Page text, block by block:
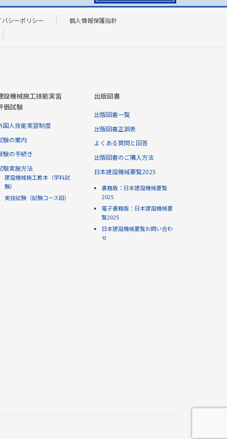
バシーポリシー
個人情報保護指針
設機械施工技能実習
価試験
国人技能実習制度
験の案内
験の手続き
験実施方法
建設機械施工教本（学科試
験）
実技試験（試験コース図）
出版図書
出版図書一覧
出版図書正誤表
よくある質問と回答
出版図書のご購入方法
日本建設機械要覧2025
書籍版：日本建設機械要覧
2025
電子書籍版：日本建設機械要
覧2025
日本建設機械要覧お問い合わ
せ